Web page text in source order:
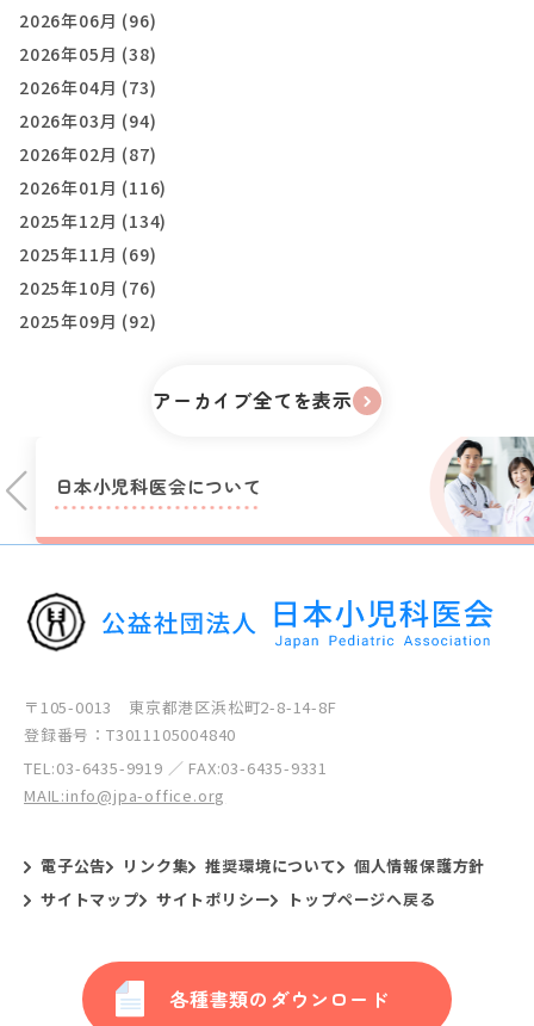
2026年06月 (96)
2026年05月 (38)
2026年04月 (73)
2026年03月 (94)
2026年02月 (87)
2026年01月 (116)
2025年12月 (134)
2025年11月 (69)
2025年10月 (76)
2025年09月 (92)
アーカイブ全てを表示
日本小児科医会について
〒105-0013 東京都港区浜松町2-8-14-8F
登録番号：T3011105004840
TEL:03-6435-9919 ／ FAX:03-6435-9331
MAIL:info@jpa-office.org
電子公告 リンク集 推奨環境について
個人情報保護方針
サイトマップ
サイトポリシー トップページへ戻る
各種書類のダウンロード